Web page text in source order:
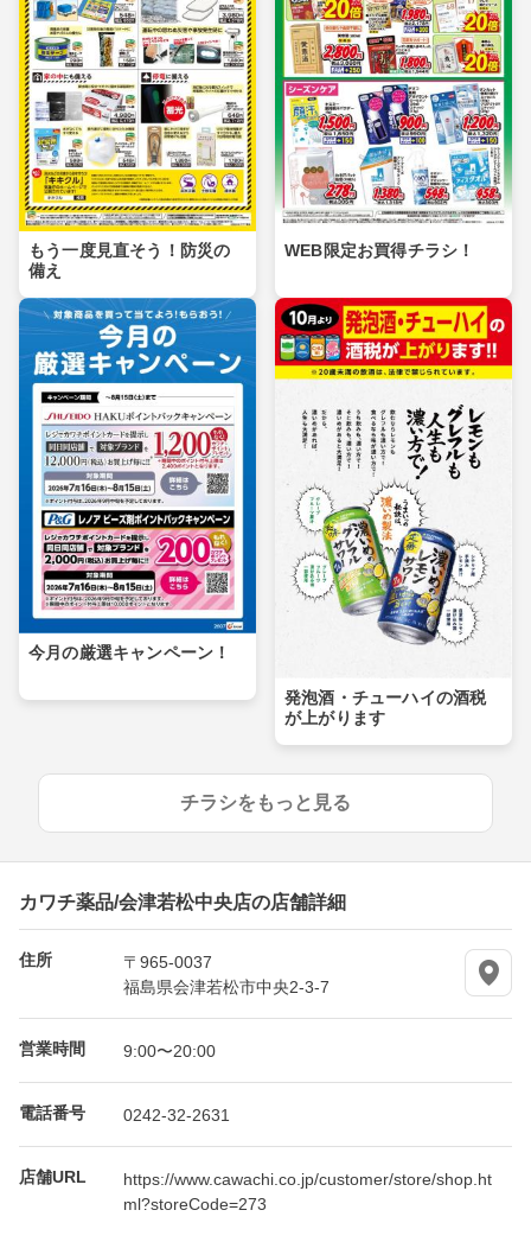
もう一度見直そう！防災の
備え
WEB限定お買得チラシ！
今月の厳選キャンペーン！
発泡酒・チューハイの酒税
が上がります
チラシをもっと見る
カワチ薬品/会津若松中央店の店舗詳細
住所
〒965-0037
福島県会津若松市中央2-3-7
営業時間 9:00〜20:00
電話番号 0242-32-2631
店舗URL
https://www.cawachi.co.jp/customer/store/shop.ht
ml?storeCode=273